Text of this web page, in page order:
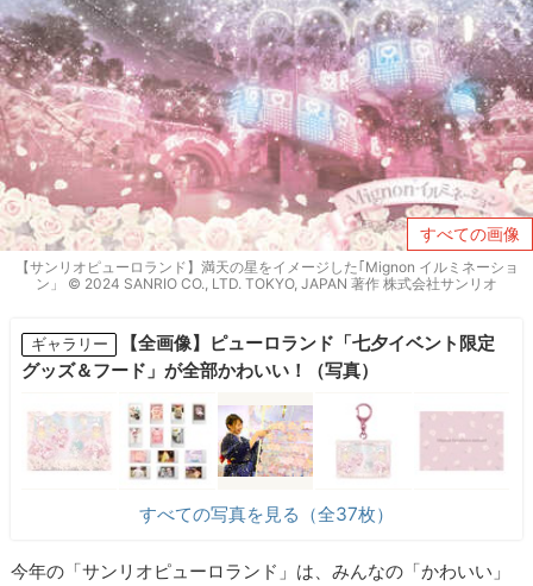
すべての画像
【サンリオピューロランド】満天の星をイメージした｢Mignon イルミネーショ
ン」 © 2024 SANRIO CO., LTD. TOKYO, JAPAN 著作 株式会社サンリオ
ギャラリー
【全画像】ピューロランド「七夕イベント限定
グッズ＆フード」が全部かわいい！（写真）
すべての写真を見る（全37枚）
今年の「サンリオピューロランド」は、みんなの「かわいい」